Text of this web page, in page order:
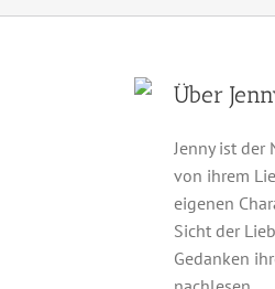
Über
Jenny ist
von ihrem
eigenen
Sicht der
Gedanken